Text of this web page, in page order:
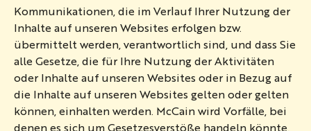
Kommunikationen, die im Verlauf Ihrer Nutzung der
Inhalte auf unseren Websites erfolgen bzw.
übermittelt werden, verantwortlich sind, und dass Sie
alle Gesetze, die für Ihre Nutzung der Aktivitäten
oder Inhalte auf unseren Websites oder in Bezug auf
die Inhalte auf unseren Websites gelten oder gelten
können, einhalten werden. McCain wird Vorfälle, bei
denen es sich um Gesetzesverstöße handeln könnte,